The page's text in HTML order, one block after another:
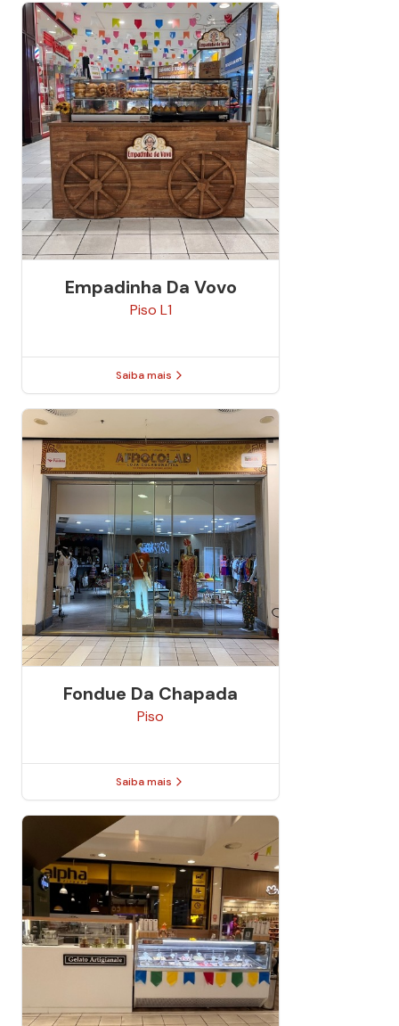
Empadinha Da Vovo
Piso L1
Saiba mais
Fondue Da Chapada
Piso
Saiba mais